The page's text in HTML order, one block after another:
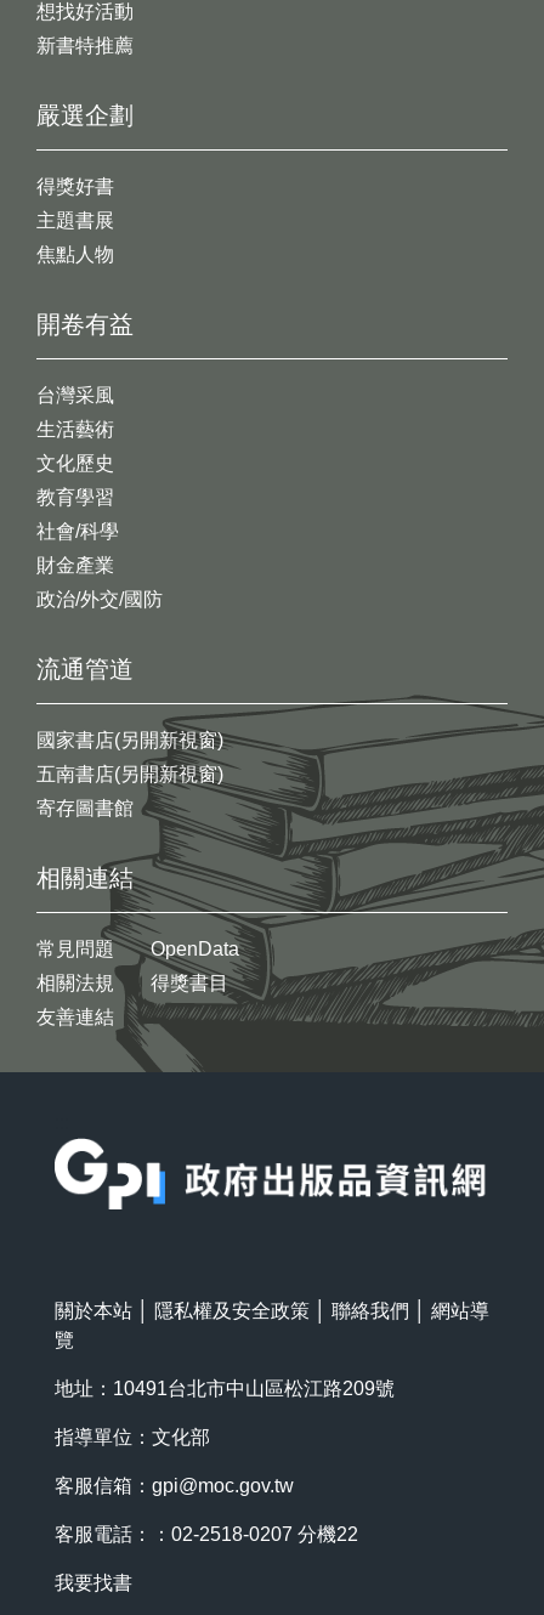
想找好活動
新書特推薦
開卷有益
台灣采風
生活藝術
文化歷史
教育學習
社會/科學
財金產業
政治/外交/國防
嚴選企劃
得獎好書
主題書展
焦點人物
流通管道
國家書店(另開新視窗)
五南書店(另開新視窗)
寄存圖書館
相關連結
常見問題
相關法規
友善連結
OpenData
得獎書目
關於本站 隱私權及安全政策 聯絡我們
網站導
覽
地址：10491台北市中山區松江路209號
指導單位：文化部
客服信箱： gpi@moc.gov.tw
客服電話：：02-2518-0207 分機22
我要找書